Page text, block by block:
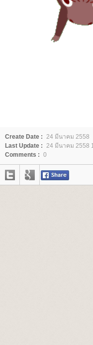
Create Date :
24 มีนาคม 2558
Last Update :
24 มีนาคม 2558
Comments : 0